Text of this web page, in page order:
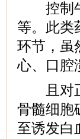
控制牛
等。此类
环节，虽
心、口腔
且对正
骨髓细胞
至诱发白